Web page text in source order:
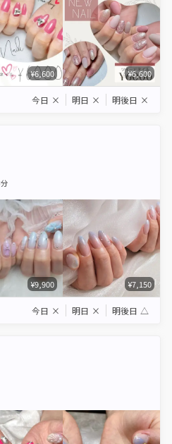
¥6,600 ¥6,600
今日 × 明日 × 明後日 ×
¥9,900 ¥7,150
今日 × 明日 × 明後日 △